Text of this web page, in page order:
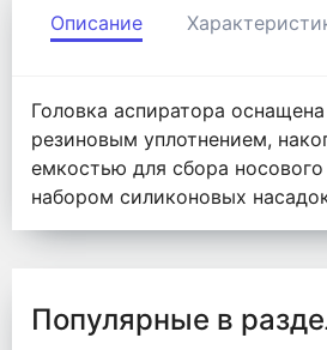
Описание
Головка аспиратора
резиновым уплотнением,
емкостью для сбора носового
набором силиконовых
Популярные в